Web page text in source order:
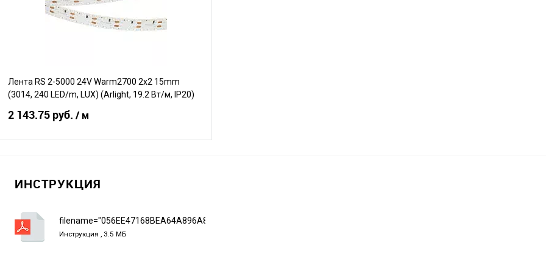
В избранное
Лента RS 2-5000 24V Warm2700 2x2 15mm
(3014, 240 LED/m, LUX) (Arlight, 19.2 Вт/м, IP20)
2 143.75 руб. / м
В избранное
В наличии
ИНСТРУКЦИЯ
filename="056EE47168BEA64A896A8DAC01093A1E.pdf
Инструкция , 3.5 МБ